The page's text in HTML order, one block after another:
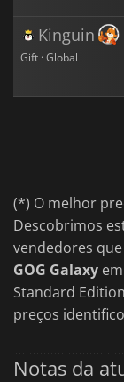
Kinguin
Gift · Global
(*) O melhor
Descobrimos
vendedores
GOG Galaxy em
Standard
preços
Notas da